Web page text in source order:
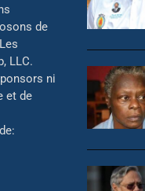
de
LLC.
ni
et de